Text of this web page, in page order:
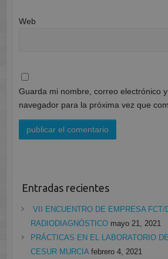
Web
Guarda mi nombre, correo electrónico
navegador para la próxima vez que
Entradas recientes
VII ENCUENTRO DE EMPRESA FCT/
RADIODIAGNÓSTICO mayo 21, 2021
PRÁCTICAS EN EL LABORATORIO
CESUR MURCIA febrero 4, 2021